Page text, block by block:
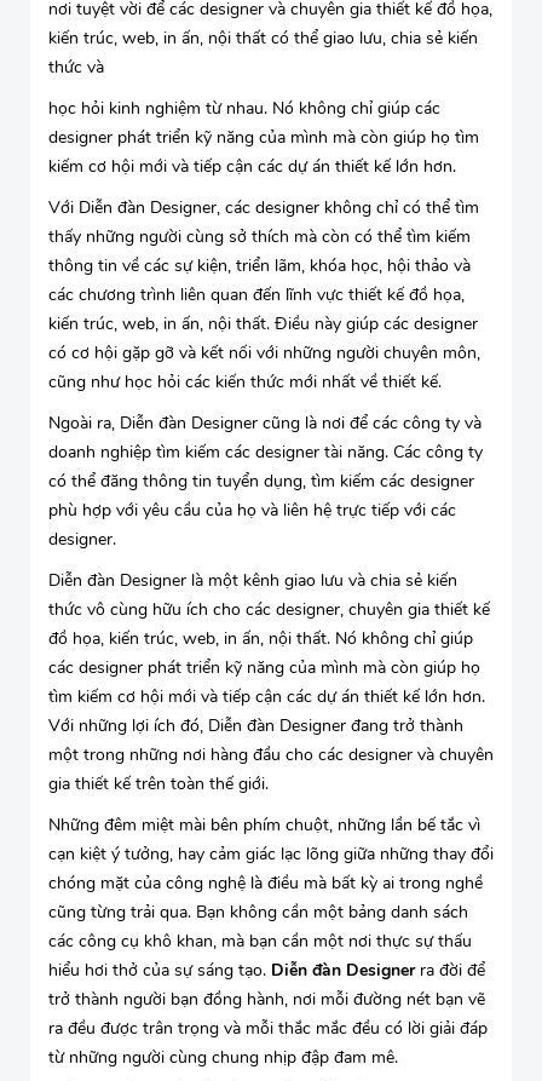
nơi tuyệt vời để các designer và chuyên gia thiết kế đồ họa,
kiến trúc, web, in ấn, nội thất có thể giao lưu, chia sẻ kiến
thức và
học hỏi kinh nghiệm từ nhau. Nó không chỉ giúp các
designer phát triển kỹ năng của mình mà còn giúp họ tìm
kiếm cơ hội mới và tiếp cận các dự án thiết kế lớn hơn.
Với Diễn đàn Designer, các designer không chỉ có thể tìm
thấy những người cùng sở thích mà còn có thể tìm kiếm
thông tin về các sự kiện, triển lãm, khóa học, hội thảo và
các chương trình liên quan đến lĩnh vực thiết kế đồ họa,
kiến trúc, web, in ấn, nội thất. Điều này giúp các designer
có cơ hội gặp gỡ và kết nối với những người chuyên môn,
cũng như học hỏi các kiến thức mới nhất về thiết kế.
Ngoài ra, Diễn đàn Designer cũng là nơi để các công ty và
doanh nghiệp tìm kiếm các designer tài năng. Các công ty
có thể đăng thông tin tuyển dụng, tìm kiếm các designer
phù hợp với yêu cầu của họ và liên hệ trực tiếp với các
designer.
Diễn đàn Designer là một kênh giao lưu và chia sẻ kiến
thức vô cùng hữu ích cho các designer, chuyên gia thiết kế
đồ họa, kiến trúc, web, in ấn, nội thất. Nó không chỉ giúp
các designer phát triển kỹ năng của mình mà còn giúp họ
tìm kiếm cơ hội mới và tiếp cận các dự án thiết kế lớn hơn.
Với những lợi ích đó, Diễn đàn Designer đang trở thành
một trong những nơi hàng đầu cho các designer và chuyên
gia thiết kế trên toàn thế giới.
Những đêm miệt mài bên phím chuột, những lần bế tắc vì
cạn kiệt ý tưởng, hay cảm giác lạc lõng giữa những thay đổi
chóng mặt của công nghệ là điều mà bất kỳ ai trong nghề
cũng từng trải qua. Bạn không cần một bảng danh sách
các công cụ khô khan, mà bạn cần một nơi thực sự thấu
hiểu hơi thở của sự sáng tạo. Diễn đàn Designerra đời để
trở thành người bạn đồng hành, nơi mỗi đường nét bạn vẽ
ra đều được trân trọng và mỗi thắc mắc đều có lời giải đáp
từ những người cùng chung nhịp đập đam mê.